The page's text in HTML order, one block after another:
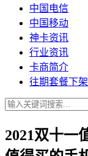
中国电信
中国移动
神卡资讯
行业资讯
卡商简介
往期套餐下架
2021双十一